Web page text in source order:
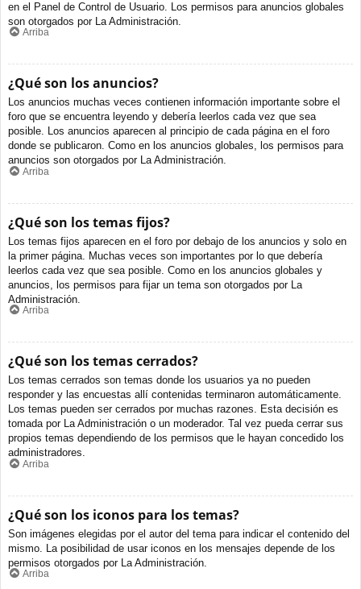
en el Panel de Control de Usuario. Los permisos para anuncios globales
son otorgados por La Administración.
Arriba
¿Qué son los anuncios?
Los anuncios muchas veces contienen información importante sobre el
foro que se encuentra leyendo y debería leerlos cada vez que sea
posible. Los anuncios aparecen al principio de cada página en el foro
donde se publicaron. Como en los anuncios globales, los permisos para
anuncios son otorgados por La Administración.
Arriba
¿Qué son los temas fijos?
Los temas fijos aparecen en el foro por debajo de los anuncios y solo en
la primer página. Muchas veces son importantes por lo que debería
leerlos cada vez que sea posible. Como en los anuncios globales y
anuncios, los permisos para fijar un tema son otorgados por La
Administración.
Arriba
¿Qué son los temas cerrados?
Los temas cerrados son temas donde los usuarios ya no pueden
responder y las encuestas allí contenidas terminaron automáticamente.
Los temas pueden ser cerrados por muchas razones. Esta decisión es
tomada por La Administración o un moderador. Tal vez pueda cerrar sus
propios temas dependiendo de los permisos que le hayan concedido los
administradores.
Arriba
¿Qué son los iconos para los temas?
Son imágenes elegidas por el autor del tema para indicar el contenido del
mismo. La posibilidad de usar iconos en los mensajes depende de los
permisos otorgados por La Administración.
Arriba